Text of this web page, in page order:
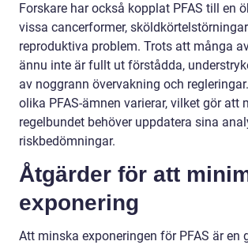
Forskare har också kopplat PFAS till en
vissa cancerformer,
reproduktiva problem. Trots att många
ännu inte är fullt ut förstådda,
av noggrann övervakning och
olika PFAS-ämnen varierar, vilket gör att
regelbundet behöver uppdatera sina
riskbedömningar.
Åtgärder för att
exponering
Att minska exponeringen för PFAS är en